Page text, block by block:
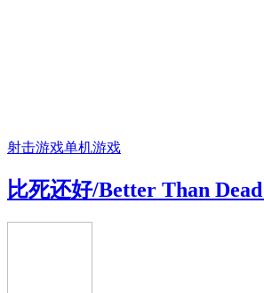
射击游戏单机游戏
比死还好/Better Than Dead